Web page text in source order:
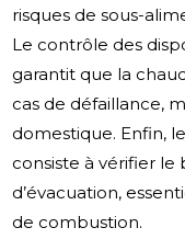
risques de sous-
Le contrôle des
garantit que la
cas de défaillance,
domestique. Enfin,
consiste à vérifier
d’évacuation,
de combustion.